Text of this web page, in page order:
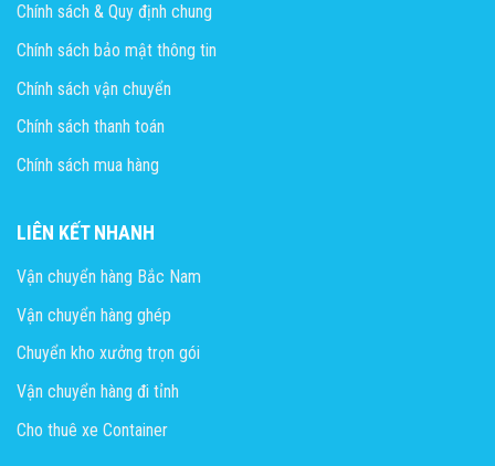
Chính sách & Quy định chung
Chính sách bảo mật thông tin
Chính sách vận chuyển
Chính sách thanh toán
Chính sách mua hàng
LIÊN KẾT NHANH
Vận chuyển hàng Bắc Nam
Vận chuyển hàng ghép
Chuyển kho xưởng trọn gói
Vận chuyển hàng đi tỉnh
Cho thuê xe Container